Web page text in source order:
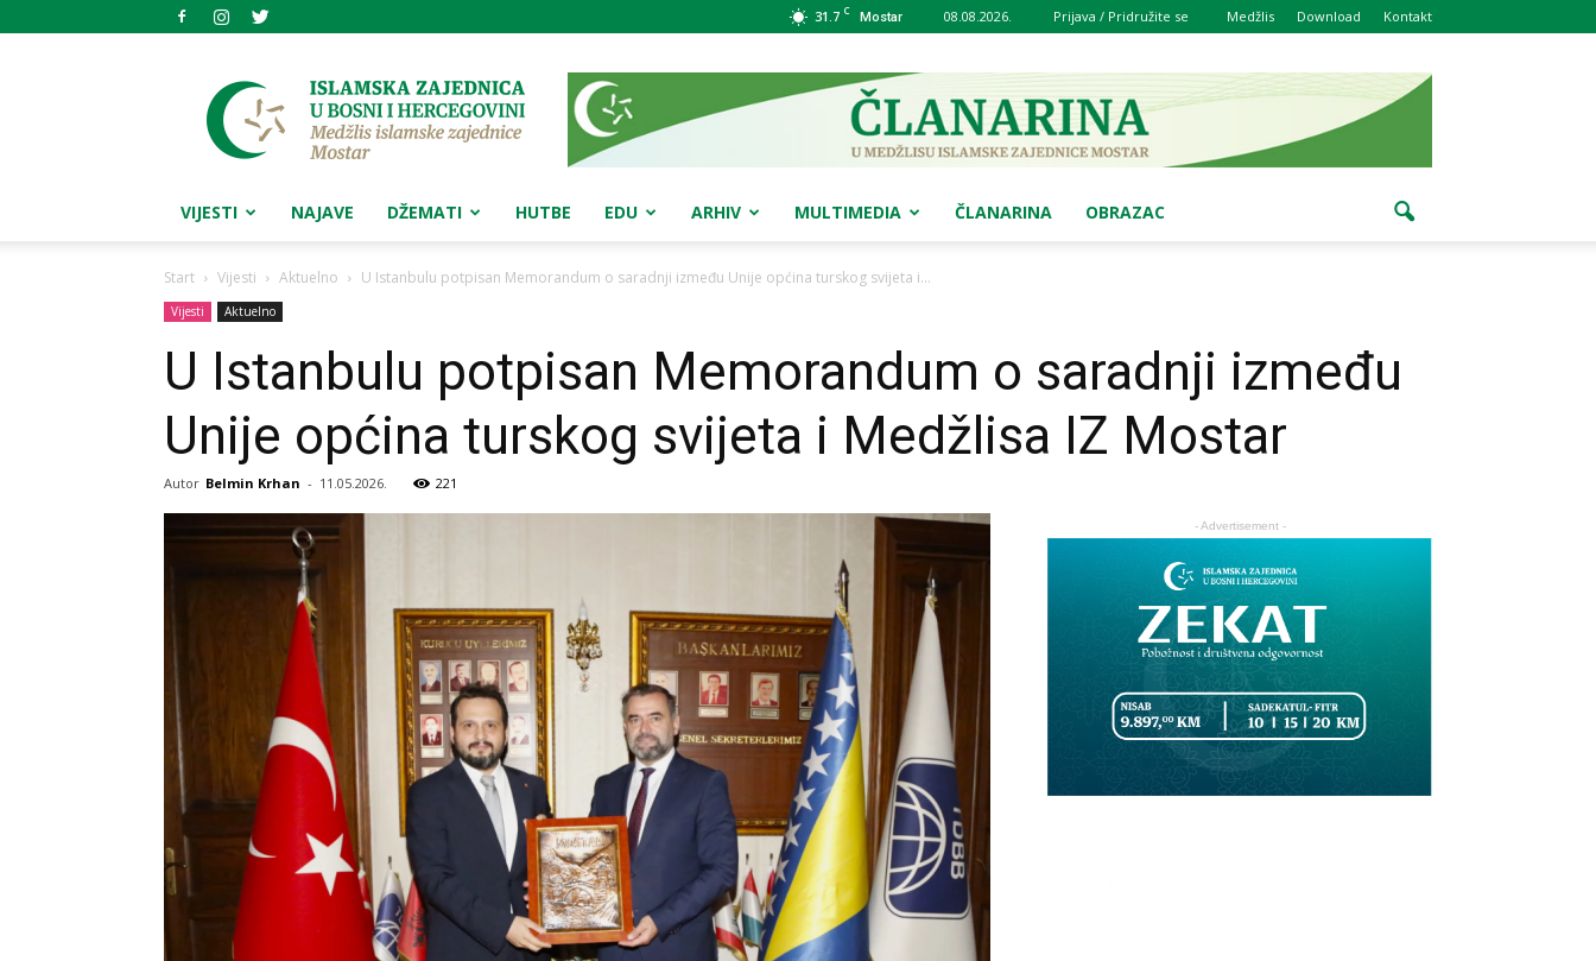
31.7 C Mostar 08.08.2026. Prijava / Pridružite se Medžlis Download Kontakt
Medžlis
islamske
zajednice
Mostar
VIJESTI NAJAVE DŽEMATI HUTBE EDU ARHIV MULTIMEDIA ČLANARINA OBRAZAC
Start Vijesti Aktuelno U Istanbulu potpisan Memorandum o saradnji između Unije općina turskog svijeta i...
Vijesti Aktuelno
U Istanbulu potpisan Memorandum o saradnji između
Unije općina turskog svijeta i Medžlisa IZ Mostar
Autor Belmin Krhan - 11.05.2026. 221
- Advertisement -